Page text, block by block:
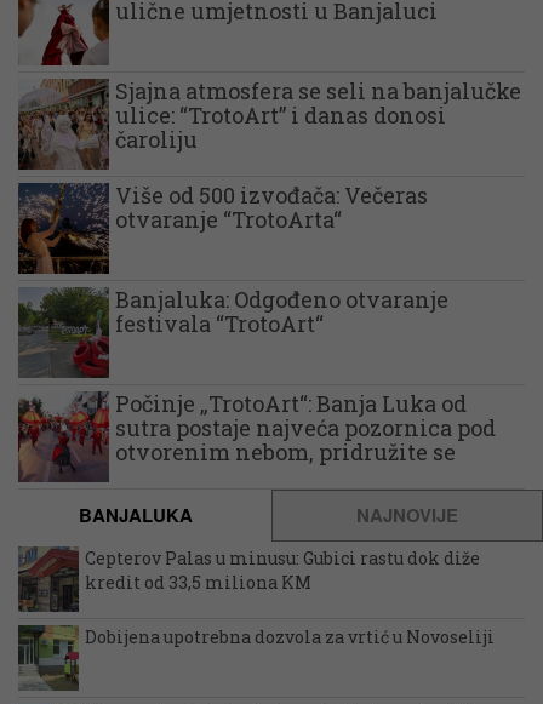
ulične umjetnosti u Banjaluci
Sjajna atmosfera se seli na banjalučke
ulice: “TrotoArt” i danas donosi
čaroliju
Više od 500 izvođača: Večeras
otvaranje “TrotoArta“
Banjaluka: Odgođeno otvaranje
festivala “TrotoArt“
Počinje „TrotoArt“: Banja Luka od
sutra postaje najveća pozornica pod
otvorenim nebom, pridružite se
BANJALUKA NAJNOVIJE
Cepterov Palas u minusu: Gubici rastu dok diže
kredit od 33,5 miliona KM
Dobijena upotrebna dozvola za vrtić u Novoseliji